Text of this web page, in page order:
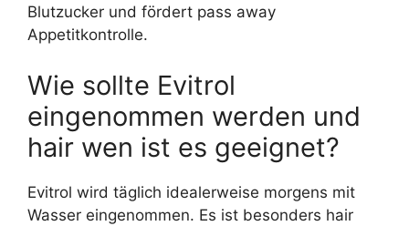
Blutzucker und fördert pass away
Appetitkontrolle.
Wie sollte Evitrol
eingenommen werden und
hair wen ist es geeignet?
Evitrol wird täglich idealerweise morgens mit
Wasser eingenommen. Es ist besonders hair